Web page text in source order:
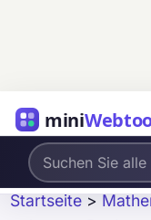
mini
Startseite >